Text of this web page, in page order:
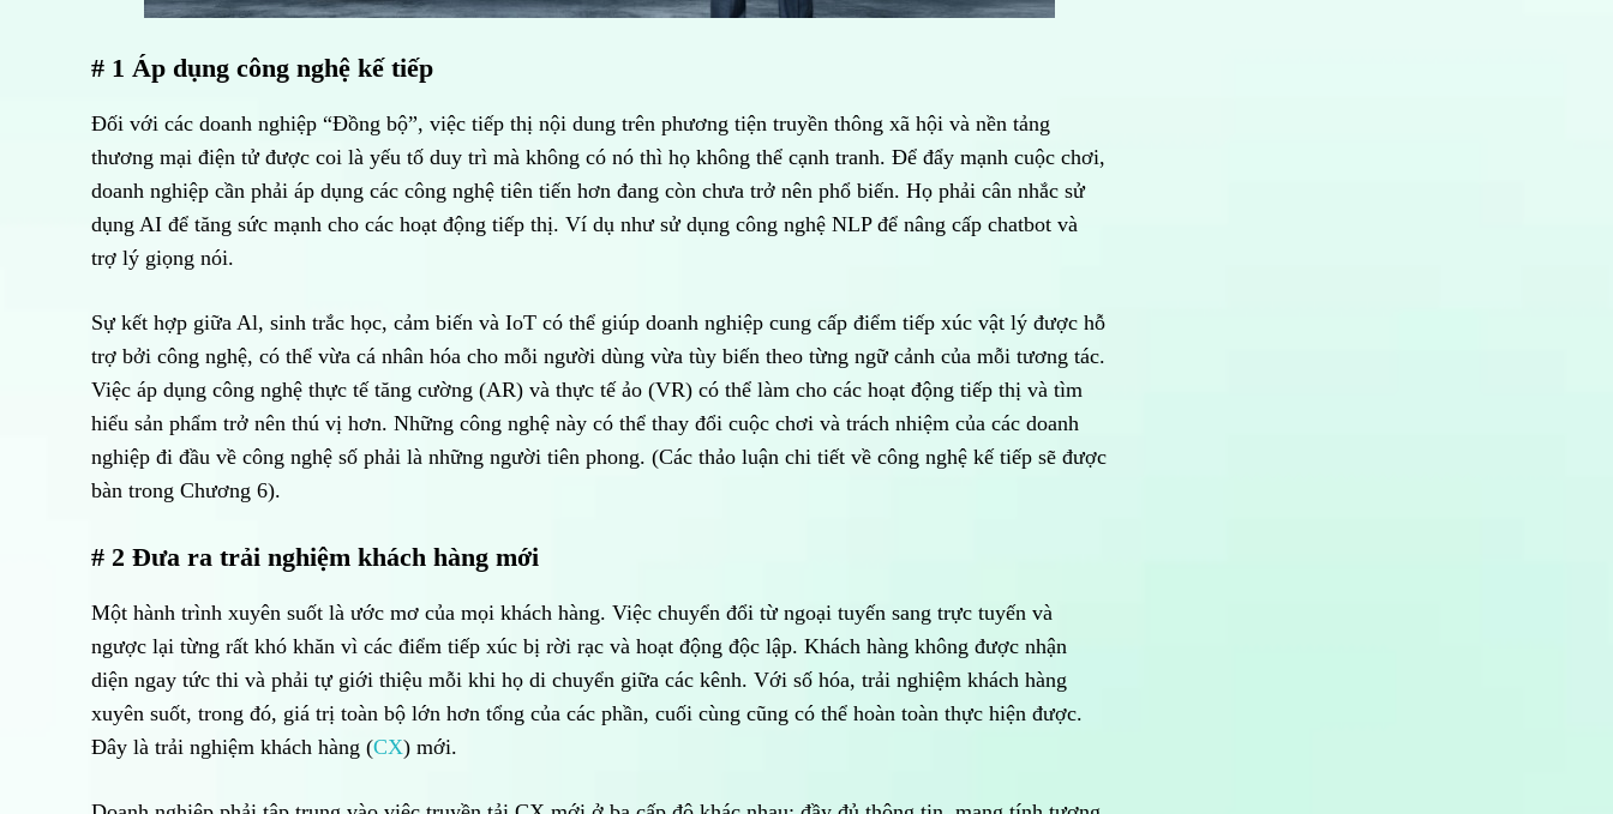
# 1 Áp dụng công nghệ kế tiếp
Đối với các doanh nghiệp “Đồng bộ”, việc tiếp thị nội dung trên phương tiện truyền thông xã hội và nền tảng
thương mại điện tử được coi là yếu tố duy trì mà không có nó thì họ không thể cạnh tranh. Để đẩy mạnh cuộc chơi,
doanh nghiệp cần phải áp dụng các công nghệ tiên tiến hơn đang còn chưa trở nên phổ biến. Họ phải cân nhắc sử
dụng AI để tăng sức mạnh cho các hoạt động tiếp thị. Ví dụ như sử dụng công nghệ NLP để nâng cấp chatbot và
trợ lý giọng nói.
Sự kết hợp giữa Al, sinh trắc học, cảm biến và IoT có thể giúp doanh nghiệp cung cấp điểm tiếp xúc vật lý được hỗ
trợ bởi công nghệ, có thể vừa cá nhân hóa cho mỗi người dùng vừa tùy biến theo từng ngữ cảnh của mỗi tương tác.
Việc áp dụng công nghệ thực tế tăng cường (AR) và thực tế ảo (VR) có thể làm cho các hoạt động tiếp thị và tìm
hiểu sản phẩm trở nên thú vị hơn. Những công nghệ này có thể thay đổi cuộc chơi và trách nhiệm của các doanh
nghiệp đi đầu về công nghệ số phải là những người tiên phong. (Các thảo luận chi tiết về công nghệ kế tiếp sẽ được
bàn trong Chương 6).
# 2 Đưa ra trải nghiệm khách hàng mới
Một hành trình xuyên suốt là ước mơ của mọi khách hàng. Việc chuyển đổi từ ngoại tuyến sang trực tuyến và
ngược lại từng rất khó khăn vì các điểm tiếp xúc bị rời rạc và hoạt động độc lập. Khách hàng không được nhận
diện ngay tức thi và phải tự giới thiệu mỗi khi họ di chuyển giữa các kênh. Với số hóa, trải nghiệm khách hàng
xuyên suốt, trong đó, giá trị toàn bộ lớn hơn tổng của các phần, cuối cùng cũng có thể hoàn toàn thực hiện được.
Đây là trải nghiệm khách hàng (CX) mới.